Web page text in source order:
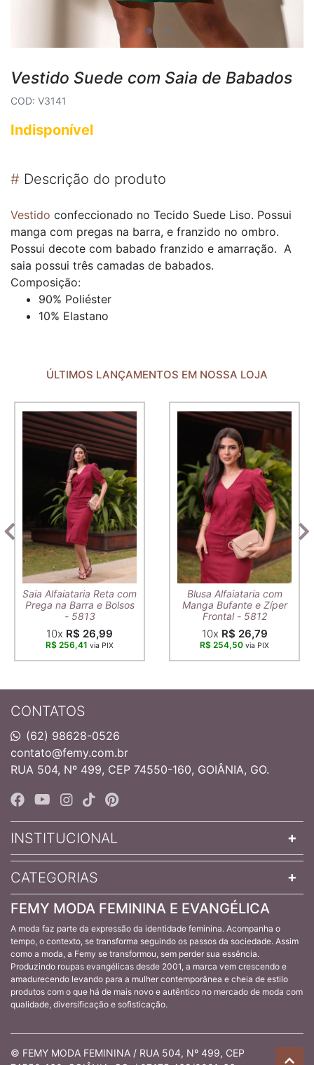
Vestido Suede com Saia de Babados
COD: V3141
Indisponível
# Descrição do produto
Vestido confeccionado no Tecido Suede Liso. Possui
manga com pregas na barra, e franzido no ombro.
Possui decote com babado franzido e amarração. A
saia possui três camadas de babados.
Composição:
90% Poliéster
10% Elastano
ÚLTIMOS LANÇAMENTOS EM NOSSA LOJA
Saia Alfaiataria Reta com
Prega na Barra e Bolsos
- 5813
10x R$ 26,99
R$ 256,41 via PIX
Blusa Alfaiataria com
Manga Bufante e Zíper
Frontal - 5812
10x R$ 26,79
R$ 254,50 via PIX
CONTATOS
(62) 98628-0526
contato@femy.com.br
RUA 504, Nº 499, CEP 74550-160, GOIÂNIA, GO.
INSTITUCIONAL
CATEGORIAS
FEMY MODA FEMININA E EVANGÉLICA
A moda faz parte da expressão da identidade feminina. Acompanha o
tempo, o contexto, se transforma seguindo os passos da sociedade. Assim
como a moda, a Femy se transformou, sem perder sua essência.
Produzindo roupas evangélicas desde 2001, a marca vem crescendo e
amadurecendo levando para a mulher contemporânea e cheia de estilo
produtos com o que há de mais novo e autêntico no mercado de moda com
qualidade, diversificação e sofisticação.
© FEMY MODA FEMININA / RUA 504, Nº 499, CEP